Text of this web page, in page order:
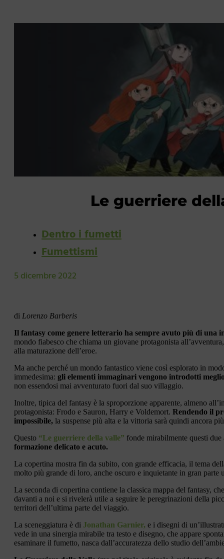
Le guerriere
Dentro i fumetti
Fumettismi
5 dicembre 2022
di Lorenzo Barberis
Il fantasy come genere letterario ha sempre avuto più di una
mondo fiabesco che chiama un giovane protagonista
alla maturazione dell’eroe.
Ma anche perché un mondo fantastico viene così esplorato in
immedesima: gli elementi immaginari vengono introdotti
non essendosi mai avventurato fuori dal suo villaggio.
Inoltre, tipica del fantasy è la sproporzione apparente, almeno
protagonista: Frodo e Sauron, Harry e Voldemort. Rendendo il
impossibile, la suspense più alta e la vittoria sarà quindi ancora
Questo “Le guerriere della valle” fonde mirabilmente questi
formazione delicato e acuto.
La copertina mostra fin da subito, con grande efficacia, il tema
molto più grande di loro, anche oscuro e inquietante in gran parte
La seconda di copertina contiene la classica mappa del fantasy,
davanti a noi e si rivelerà utile a seguire le peregrinazioni della
territori dell’ultima parte del viaggio.
La sceneggiatura è di Jonathan Garnier, e i disegni di
vede in una sinergia mirabile tra testo e disegno, che appare
esaminare il fumetto, nasca dall’accuratezza dello studio